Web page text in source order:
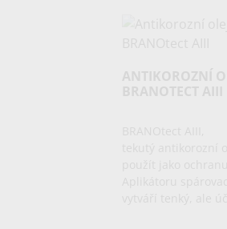
tekutý antikorozní
použít jako
Aplikátoru